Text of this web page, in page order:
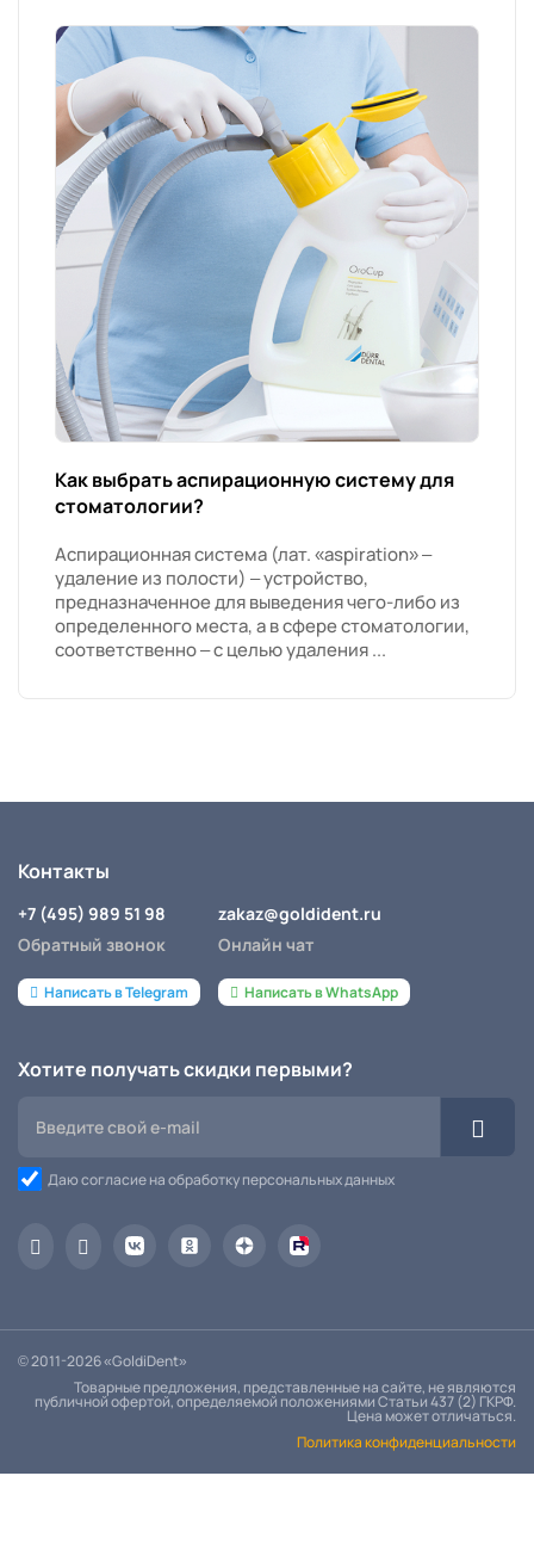
Как выбрать аспирационную систему для
стоматологии?
Аспирационная система (лат. «aspiration» –
удаление из полости) – устройство,
предназначенное для выведения чего-либо из
определенного места, а в сфере стоматологии,
соответственно – с целью удаления ...
Контакты
+7 (495) 989 51 98
Обратный звонок
Написать в Telegram
zakaz@goldident.ru
Онлайн чат
Написать в WhatsApp
Хотите получать скидки первыми?
Даю согласие на обработку персональных данных
© 2011-2026 «GoldiDent»
Товарные предложения, представленные на сайте, не являются
публичной офертой, определяемой положениями Статьи 437 (2) ГКРФ.
Цена может отличаться.
Политика конфиденциальности